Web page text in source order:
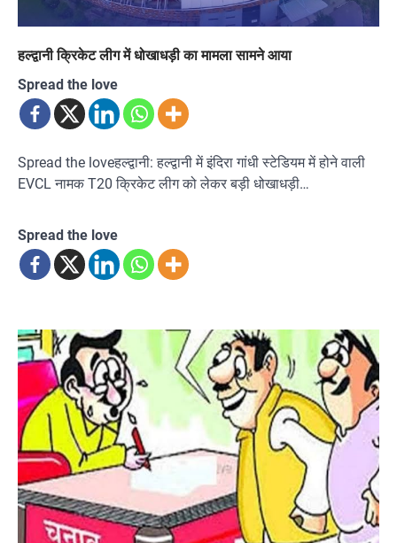
हल्द्वानी क्रिकेट लीग में धोखाधड़ी का मामला सामने आया
Spread the love
Spread the loveहल्द्वानी: हल्द्वानी में इंदिरा गांधी स्टेडियम में होने वाली
EVCL नामक T20 क्रिकेट लीग को लेकर बड़ी धोखाधड़ी…
Spread the love